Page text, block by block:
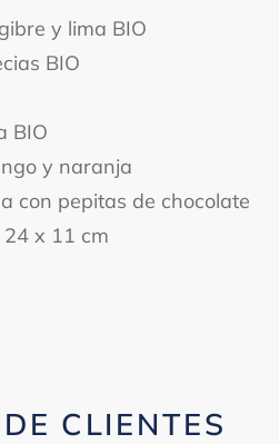
y lima BIO
BIO
BIO
y naranja
con pepitas de chocolate
x 11 cm
CLIENTES